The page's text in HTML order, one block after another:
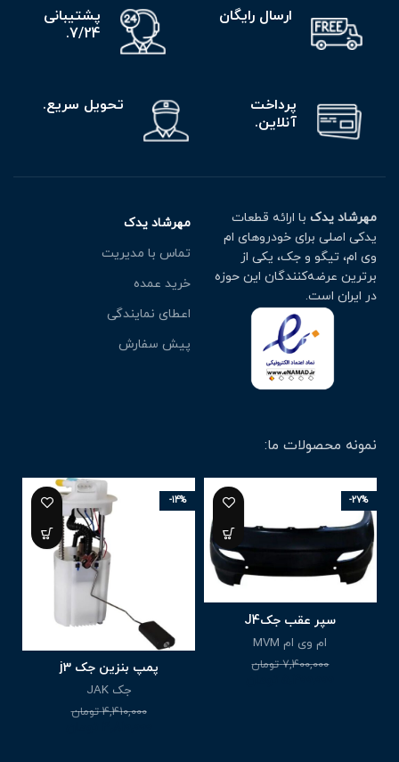
ارسال رایگان
پشتیبانی
7/24.
پرداخت
آنلاین.
تحویل سریع.
مهرشاد یدک با ارائه قطعات
یدکی اصلی برای خودروهای ام
وی ام، تیگو و جک، یکی از
برترین عرضه‌کنندگان این حوزه
در ایران است.
مهرشاد یدک
تماس با مدیریت
خرید عمده
اعطای نمایندگی
پیش سفارش
نمونه محصولات ما:
-27%
سپر عقب جکJ4
ام وی ام MVM
7,400,000 تومان
-14%
پمپ بنزین جک j3
جک JAK
4,410,000 تومان